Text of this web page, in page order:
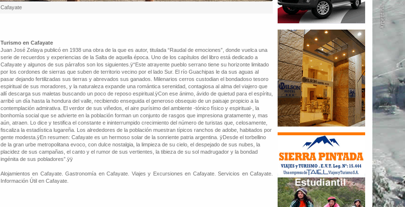
Cafayate
Turismo en Cafayate
Juan José Zelaya publicó en 1938 una obra de la que es autor, titulada “Raudal de emociones”, donde vuelca una
serie de recuerdos y experiencias de la Salta de aquella época. Uno de los capítulos del libro está dedicado a
Cafayate y algunos de sus párrafos son los siguientes.ÿ“Este atrayente pueblo serrano tiene su horizonte limitado
por los cordones de sierras que suben de territorio vecino por el lado Sur. El río Guachipas le da sus aguas al
pasar dejando fertilizadas sus tierras y abrevados sus ganados. Milenarios cerros custodian el bondadoso tesoro
espiritual de sus moradores, y la naturaleza expande una romántica serenidad, contagiosa al alma del viajero que
allí descarga sus maletas buscando un poco de reposo espiritual.ÿCon ese ánimo, ávido de quietud para el espíritu,
arribé un día hasta la hondura del valle, recibiendo enseguida el generoso obsequio de un paisaje propicio a la
contemplación admirativa. El verdor de sus viñedos, el aire purísimo del ambiente -tónico físico y espiritual-, la
bonhomía social que se advierte en la población forman un conjunto de rasgos que impresiona gratamente y, mas
aún, atraen. Lo dice y testifica el constante e ininterrumpido crecimiento del número de turistas que, celosamente,
fiscaliza la estadística lugareña. Los alrededores de la población muestran típicos ranchos de adobe, habitados por
gente modesta.ÿEn resumen: Cafayate es un hermoso solar de la sonriente patria argentina. ÿDesde el torbellino
de la gran urbe metropolitana evoco, con dulce nostalgia, la limpieza de su cielo, el despejado de sus nubes, la
placidez de sus campañas, el canto y el rumor de sus vertientes, la tibieza de su sol madrugador y la bondad
ingénita de sus pobladores”.ÿÿ
Alojamientos en Cafayate. Gastronomía en Cafayate. Viajes y Excursiones en Cafayate. Servicios en Cafayate.
Información Útil en Cafayate.